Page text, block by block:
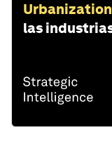
Urbanization
las